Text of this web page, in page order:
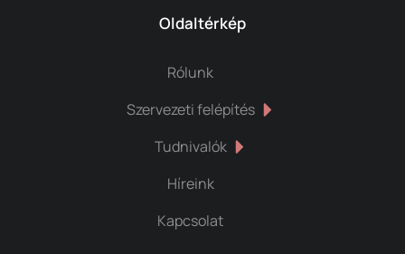
Oldaltérkép
Rólunk
Szervezeti felépítés
Tudnivalók
Híreink
Kapcsolat